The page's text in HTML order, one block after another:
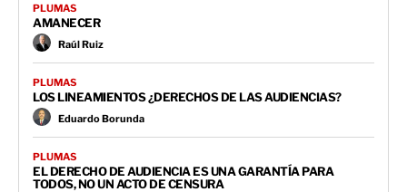
PLUMAS
AMANECER
Raúl Ruiz
PLUMAS
LOS LINEAMIENTOS ¿DERECHOS DE LAS AUDIENCIAS?
Eduardo Borunda
PLUMAS
EL DERECHO DE AUDIENCIA ES UNA GARANTÍA PARA
TODOS, NO UN ACTO DE CENSURA